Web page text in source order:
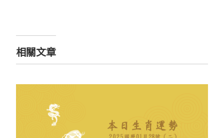
相關文章